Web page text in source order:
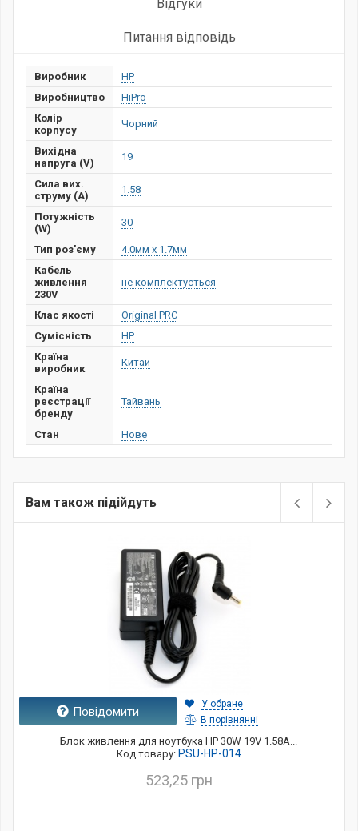
Відгуки
Питання відповідь
Виробник
HP
Виробництво
HiPro
Колір
корпусу
Чорний
Вихідна
напруга (V)
19
Сила вих.
струму (А)
1.58
Потужність
(W)
30
Тип роз'єму
4.0мм х 1.7мм
Кабель
живлення
230V
не комплектується
Клас якості
Original PRC
Сумісність
HP
Країна
виробник
Китай
Країна
реєстрації
бренду
Тайвань
Стан Нове
Вам також підійдуть
Повідомити
У обране
В порівнянні
Блок живлення для ноутбука HP 30W 19V 1.58A...
Код товару: PSU-HP-014
523,25 грн